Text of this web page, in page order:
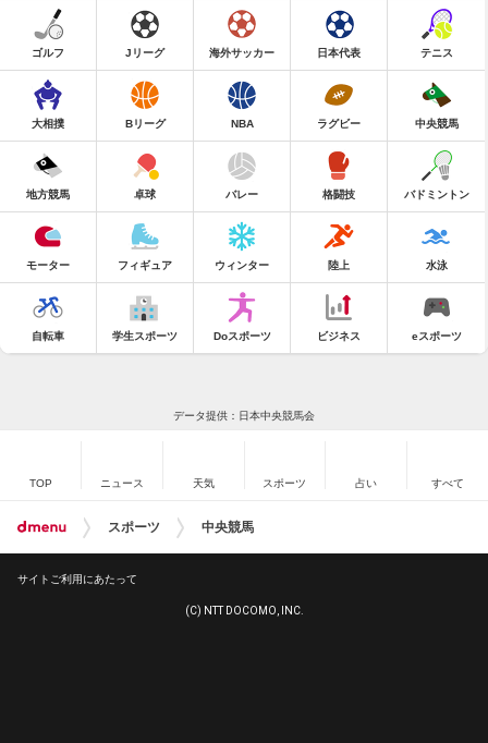
ゴルフ Jリーグ 海外サッカー 日本代表 テニス
大相撲 Bリーグ NBA ラグビー 中央競馬
地方競馬 卓球 バレー 格闘技 バドミントン
モーター フィギュア ウィンター 陸上 水泳
自転車 学生スポーツ Doスポーツ ビジネス eスポーツ
データ提供：日本中央競馬会
TOP ニュース 天気 スポーツ 占い すべて
スポーツ 中央競馬
サイトご利用にあたって
(C) NTT DOCOMO, INC.